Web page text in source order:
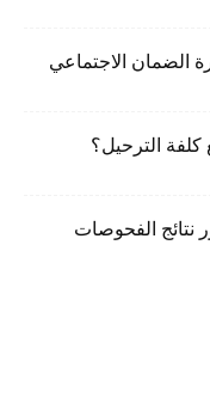
الترحيل؟
نتائج الفحوصات